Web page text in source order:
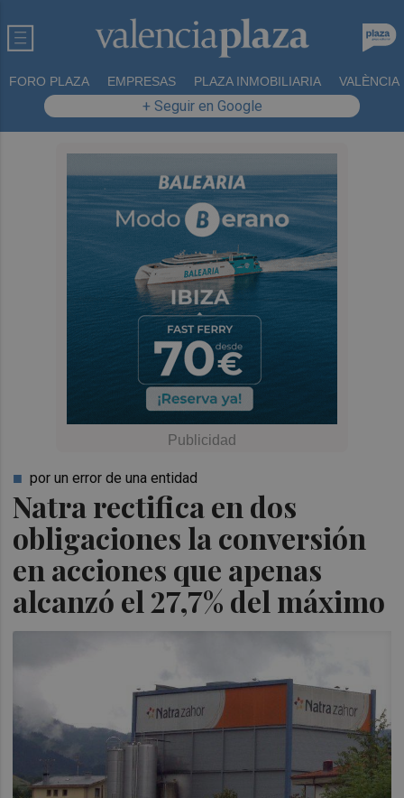
FORO PLAZA EMPRESAS PLAZA INMOBILIARIA VALÈNCIA
+ Seguir en Google
Natra rectifica en dos
obligaciones la conversión
en acciones que apenas
alcanzó el 27,7% del máximo
por un error de una entidad